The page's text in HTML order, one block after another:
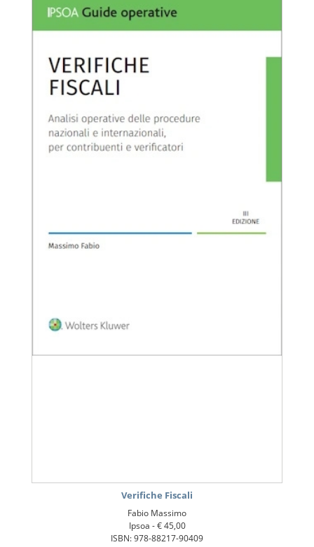
Verifiche Fiscali
Fabio Massimo
Ipsoa -€ 45,00
ISBN: 978-88217-90409